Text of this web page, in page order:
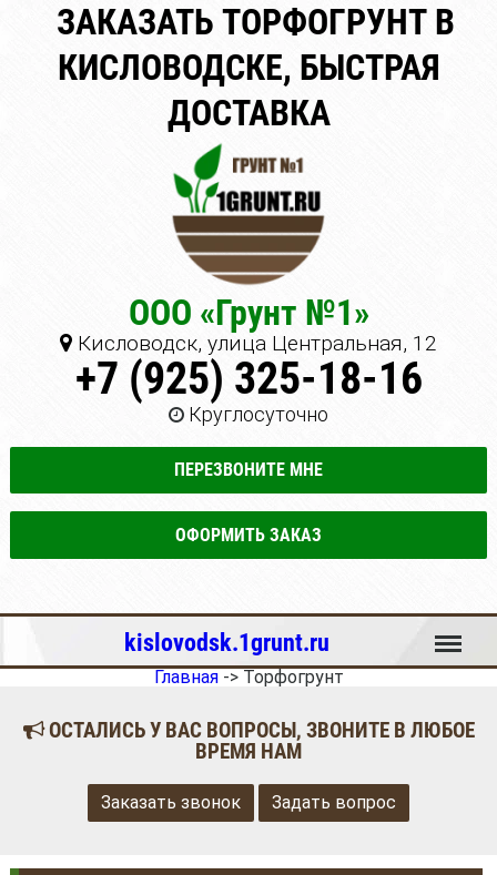
ЗАКАЗАТЬ ТОРФОГРУНТ В
КИСЛОВОДСКЕ, БЫСТРАЯ
ДОСТАВКА
ООО «Грунт №1»
Кисловодск, улица Центральная, 12
+7 (925) 325-18-16
Круглосуточно
ПЕРЕЗВОНИТЕ МНЕ
ОФОРМИТЬ ЗАКАЗ
kislovodsk.1grunt.ru Меню
Главная-> Торфогрунт
ОСТАЛИСЬ У ВАС ВОПРОСЫ, ЗВОНИТЕ В ЛЮБОЕ
ВРЕМЯ НАМ
Заказать звонок Задать вопрос